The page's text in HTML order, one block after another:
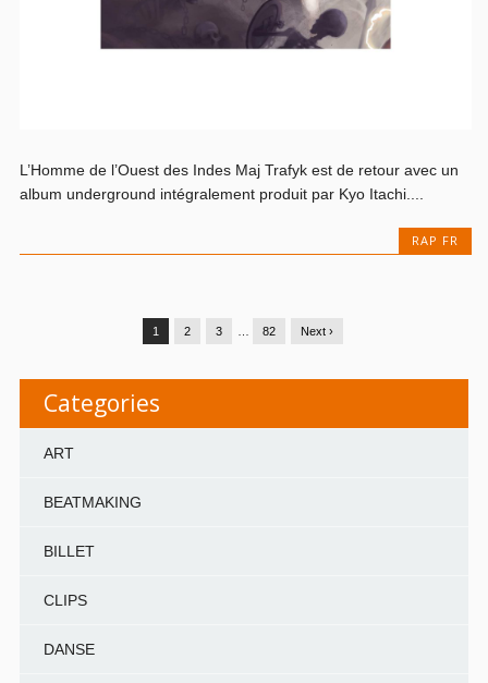
L’Homme de l’Ouest des Indes Maj Trafyk est de retour avec un
album underground intégralement produit par Kyo Itachi....
RAP FR
1 2 3 82 Next ›
Categories
ART
BEATMAKING
BILLET
CLIPS
DANSE